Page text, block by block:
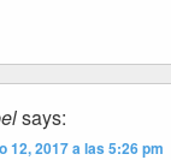
says:
12, 2017 a las 5:26 pm